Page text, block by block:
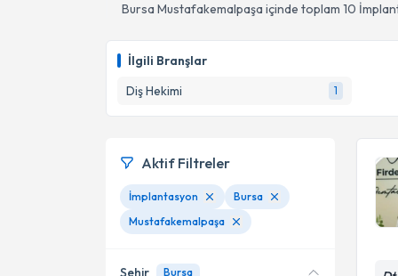
Bursa Mustafakemalpaşa içinde toplam 10
İlgili Branşlar
Diş Hekimi
1
Aktif Filtreler
İmplantasyon
Bursa
Mustafakemalpaşa
Şehir Bursa